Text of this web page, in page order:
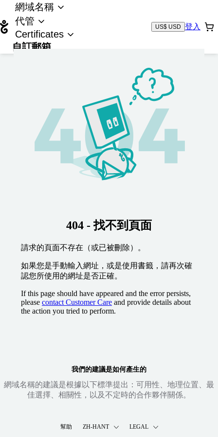
網域名稱
代管
Certificates
自訂郵箱
US$ USD 登入
404 - 找不到頁面
請求的頁面不存在（或已被刪除）。
如果您是手動輸入網址，或是使用書籤，請再次確
認您所使用的網址是否正確。
If this page should have appeared and the error persists,
please contact Customer Care and provide details about
the action you tried to perform.
我們的建議是如何產生的
網域名稱的建議是根據以下標準提出：可用性、地理位置、最
佳選擇、相關性，以及不定時的合作夥伴關係。
幫助 ZH-HANT LEGAL